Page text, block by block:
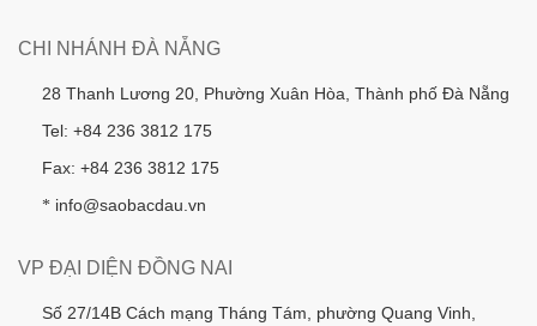
CHI NHÁNH ĐÀ NẴNG
28 Thanh Lương 20, Phường Xuân Hòa, Thành phố Đà Nẵng
Tel: +84 236 3812 175
Fax: +84 236 3812 175
* info@saobacdau.vn
VP ĐẠI DIỆN ĐỒNG NAI
Số 27/14B Cách mạng Tháng Tám, phường Quang Vinh,